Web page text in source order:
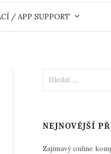
/ APP SUPPORT
NEJNOVĚJŠÍ
Zajímavý online